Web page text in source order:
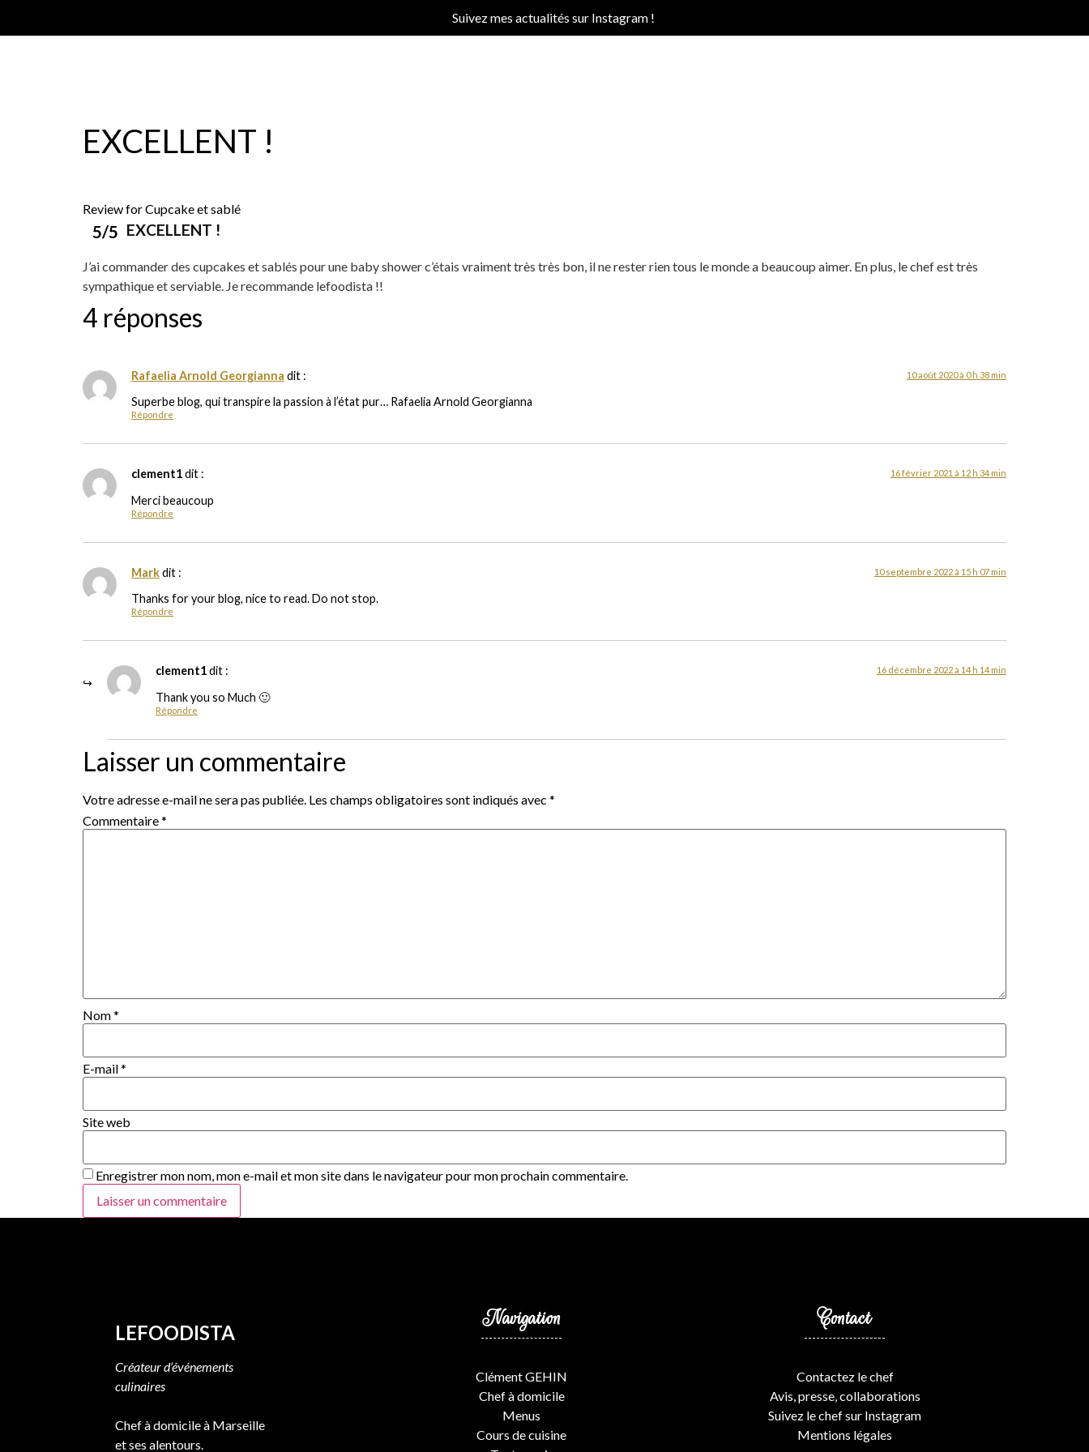
Suivez mes actualités sur Instagram !
EXCELLENT !
Review for Cupcake et sablé
5/5 EXCELLENT !
J’ai commander des cupcakes et sablés pour une baby shower c’étais vraiment très très bon, il ne rester rien tous le monde a beaucoup aimer. En plus, le chef est très
sympathique et serviable. Je recommande lefoodista !!
4 réponses
Rafaelia Arnold Georgianna dit : 10 août 2020 à 0 h 38 min
Superbe blog, qui transpire la passion à l’état pur… Rafaelia Arnold Georgianna
Répondre
clement1dit : 16 février 2021 à 12 h 34 min
Merci beaucoup
Répondre
Markdit : 10 septembre 2022 à 15 h 07 min
Thanks for your blog, nice to read. Do not stop.
Répondre
clement1dit : 16 décembre 2022 à 14 h 14 min
Thank you so Much 🙂
Répondre
Laisser un commentaire
Votre adresse e-mail ne sera pas publiée. Les champs obligatoires sont indiqués avec *
Commentaire*
Nom*
E-mail*
Site web
Enregistrer mon nom, mon e-mail et mon site dans le navigateur pour mon prochain commentaire.
LEFOODISTA
Créateur d’événements
culinaires
Chef à domicile à Marseille
et ses alentours.
Navigation
Clément GEHIN
Chef à domicile
Menus
Cours de cuisine
Contact
Contactez le chef
Avis, presse, collaborations
Suivez le chef sur Instagram
Mentions légales